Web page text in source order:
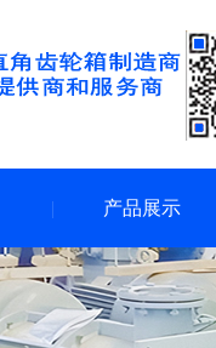
产品展示